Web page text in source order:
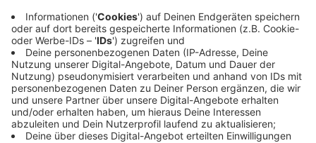
Ziel von Einbrechern. In der Nacht von Dienstag von
Mittwoch sind Unbekannte dann die Grundschule am
Concordiaweg eingebrochen. In beiden Fällen haben
die Täter eine Tür und Fenster aufgebrochen. Die
Täter blieben laut Polizei ohne Beute.
Anzeige